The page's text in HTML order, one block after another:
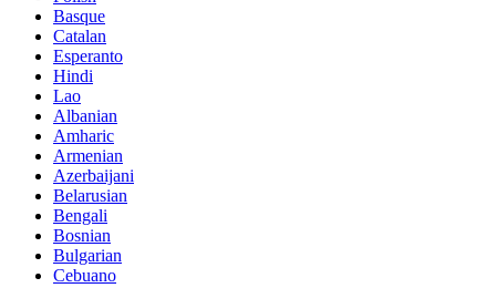
Basque
Catalan
Esperanto
Hindi
Lao
Albanian
Amharic
Armenian
Azerbaijani
Belarusian
Bengali
Bosnian
Bulgarian
Cebuano